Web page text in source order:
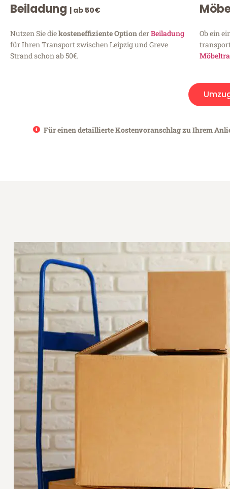
Beiladung | ab 50€
Nutzen Sie diekosteneffiziente OptionderBeiladung
für Ihren Transport zwischen Leipzig und Greve
Strand schon ab 50€.
Ob ein
Für einen detaillierte Kostenvoranschlag zu Ihrem